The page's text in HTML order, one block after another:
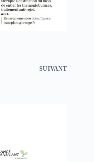
SUIVANT